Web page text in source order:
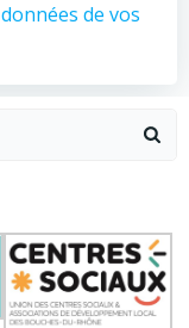
de vos